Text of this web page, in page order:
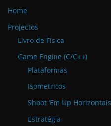
Home
Projectos
Livro de Física
Game Engine (C/C++)
Plataformas
Isométricos
Shoot ‘Em Up Horizontais
Estratégia